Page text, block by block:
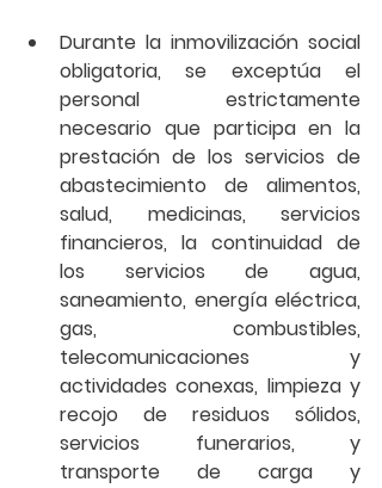
Durante la inmovilización social
personal estrictamente
necesario que participa en la
prestación de los servicios de
abastecimiento de alimentos,
salud, medicinas, servicios
financieros, la continuidad de
los servicios de agua,
saneamiento, energía eléctrica,
gas, combustibles,
telecomunicaciones y
actividades conexas, limpieza y
recojo de residuos sólidos,
servicios funerarios, y
transporte de carga y